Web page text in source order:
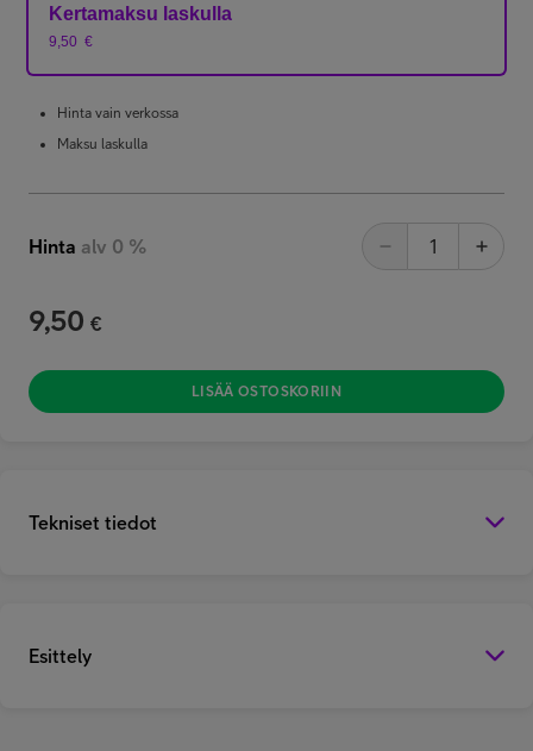
Kertamaksu laskulla
9,50 €
Hinta vain verkossa
Maksu laskulla
Hinta alv 0 %
9,50 €
LISÄÄ OSTOSKORIIN
Tekniset tiedot
Esittely